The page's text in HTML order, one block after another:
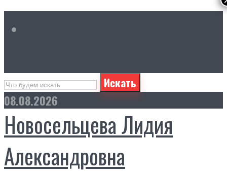
Искать
08.08.2026
Новосельцева Лидия
Александровна